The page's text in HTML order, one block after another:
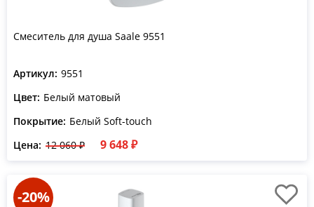
Смеситель для душа Saale 9551
Артикул: 9551
Цвет: Белый матовый
Покрытие: Белый Soft-touch
Цена: 12 060 ₽ 9 648 ₽
-20%